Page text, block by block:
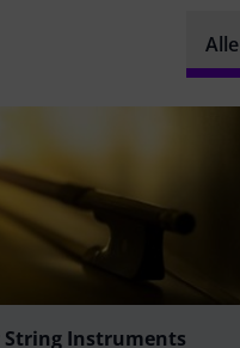
Alle
String Instruments